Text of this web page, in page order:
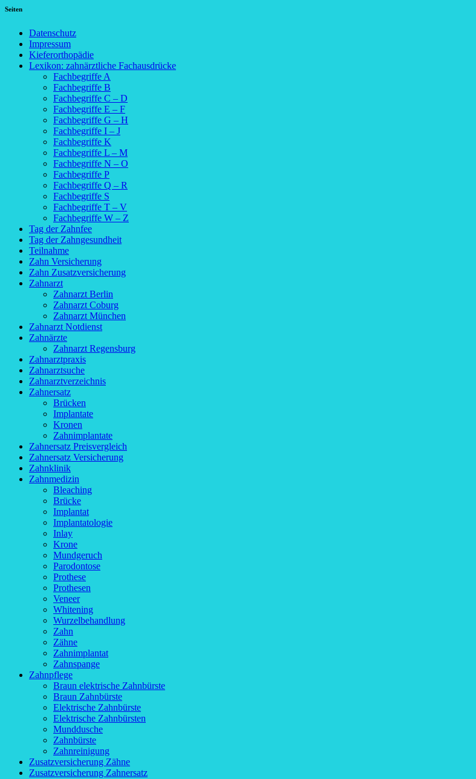
Seiten
Datenschutz
Impressum
Kieferorthopädie
Lexikon: zahnärztliche Fachausdrücke
Fachbegriffe A
Fachbegriffe B
Fachbegriffe C – D
Fachbegriffe E – F
Fachbegriffe G – H
Fachbegriffe I – J
Fachbegriffe K
Fachbegriffe L – M
Fachbegriffe N – O
Fachbegriffe P
Fachbegriffe Q – R
Fachbegriffe S
Fachbegriffe T – V
Fachbegriffe W – Z
Tag der Zahnfee
Tag der Zahngesundheit
Teilnahme
Zahn Versicherung
Zahn Zusatzversicherung
Zahnarzt
Zahnarzt Berlin
Zahnarzt Coburg
Zahnarzt München
Zahnarzt Notdienst
Zahnärzte
Zahnarzt Regensburg
Zahnarztpraxis
Zahnarztsuche
Zahnarztverzeichnis
Zahnersatz
Brücken
Implantate
Kronen
Zahnimplantate
Zahnersatz Preisvergleich
Zahnersatz Versicherung
Zahnklinik
Zahnmedizin
Bleaching
Brücke
Implantat
Implantatologie
Inlay
Krone
Mundgeruch
Parodontose
Prothese
Prothesen
Veneer
Whitening
Wurzelbehandlung
Zahn
Zähne
Zahnimplantat
Zahnspange
Zahnpflege
Braun elektrische Zahnbürste
Braun Zahnbürste
Elektrische Zahnbürste
Elektrische Zahnbürsten
Munddusche
Zahnbürste
Zahnreinigung
Zusatzversicherung Zähne
Zusatzversicherung Zahnersatz